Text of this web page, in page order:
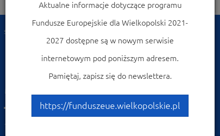
Nawigacja
Strona główna
Monitor Wielkopolski
Promocja WRPO w
Monitorze Wielkopolskim
– grudzień 2015
11-12-2015
Aktualne informacje dotyczące programu
Fundusze Europejskie dla Wielkopolski 2021-
2027 dostępne są w nowym serwisie
internetowym pod poniższym adresem.
Pamiętaj, zapisz się do newslettera.
https://funduszeue.wielkopolskie.pl